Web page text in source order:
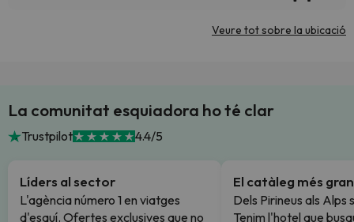
Veure tot sobre la ubicació
La comunitat esquiadora ho té clar
Trustpilot 4.4/5
Líders al sector
L'agència número 1 en viatges
d'esquí. Ofertes exclusives que no
El catàleg més gran
Dels Pirineus als Alps
Tenim l'hotel que